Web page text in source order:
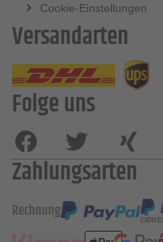
Cookie-Einstellungen
Versandarten
Folge uns
Zahlungsarten
Rechnung